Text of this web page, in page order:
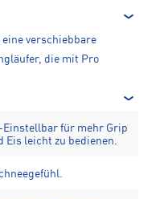
verschiebbare
die mit Pro
für mehr Grip
Eis leicht zu bedienen.